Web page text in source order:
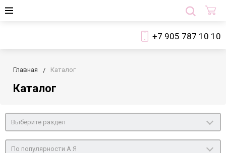
+7 905 787 10 10
Главная Каталог
Каталог
Выберите раздел
По популярности А Я